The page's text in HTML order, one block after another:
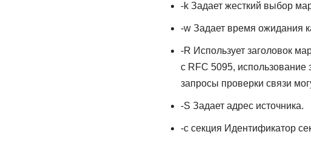
-k Задает жесткий выбор
-w Задает время ожидания
-R Использует заголовок
с RFC 5095, использование
запросы проверки связи
-S Задает адрес источника.
-c секция Идентификатор